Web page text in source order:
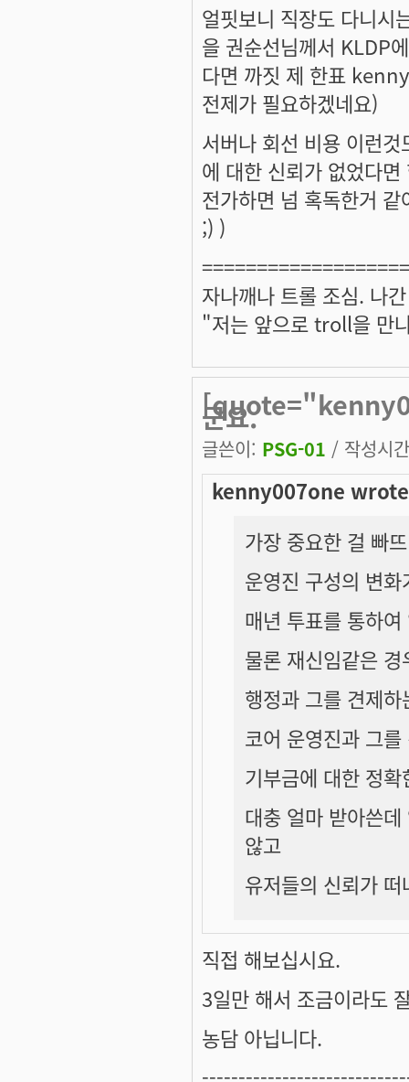
얼핏보니 직장도 다니
을 권순선님께서 KLDP
다면 까짓 제 한표
전제가 필요하겠네요)
서버나 회선 비용 이런
에 대한 신뢰가 없었다
전가하면 넘 혹독한거
;) )
자나깨나 트롤 조심. 나
"저는 앞으로 troll을 만
군요.
글쓴이: PSG-01 / 작성시
kenny007one
가장 중요한 걸 빠
운영진 구성의 변
매년 투표를 통하
물론 재신임같은
행정과 그를 견제
코어 운영진과 그
기부금에 대한 정
대충 얼마 받아쓴
않고
유저들의 신뢰가
직접 해보십시요.
3일만 해서 조금이라도
농담 아닙니다.